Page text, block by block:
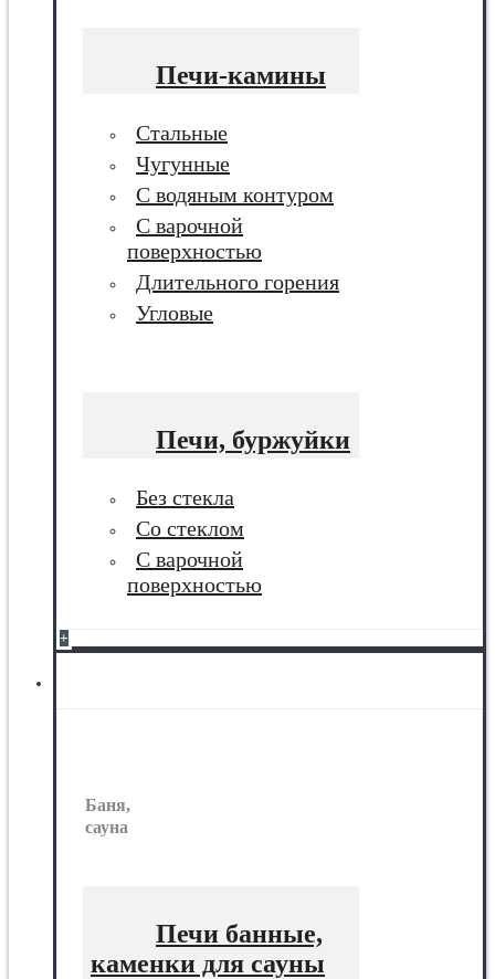
Печи-камины
Стальные
Чугунные
С водяным контуром
С варочной
поверхностью
Длительного горения
Угловые
Печи, буржуйки
Без стекла
Со стеклом
С варочной
поверхностью
+
Баня,
сауна
Печи банные,
каменки для сауны